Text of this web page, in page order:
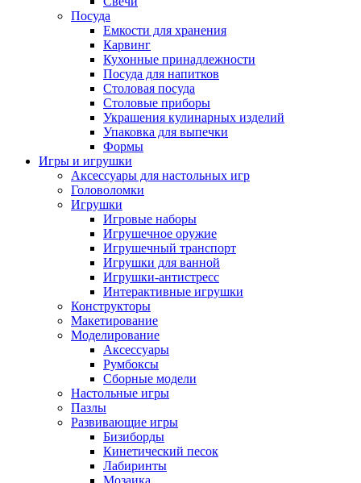
Посуда
Емкости для хранения
Карвинг
Кухонные принадлежности
Посуда для напитков
Столовая посуда
Столовые приборы
Украшения кулинарных изделий
Упаковка для выпечки
Формы
Игры и игрушки
Аксессуары для настольных игр
Головоломки
Игрушки
Игровые наборы
Игрушечное оружие
Игрушечный транспорт
Игрушки для ванной
Игрушки-антистресс
Интерактивные игрушки
Конструкторы
Макетирование
Моделирование
Аксессуары
Румбоксы
Сборные модели
Настольные игры
Пазлы
Развивающие игры
Бизиборды
Кинетический песок
Лабиринты
Мозаика